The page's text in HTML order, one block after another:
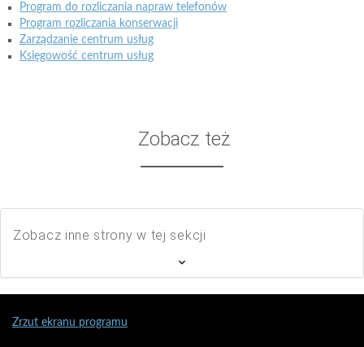
Program do rozliczania napraw telefonów
Program rozliczania konserwacji
Zarządzanie centrum usług
Księgowość centrum usług
Zobacz też
Zobacz inne strony w tej sekcji
Zrzut ekranu programu